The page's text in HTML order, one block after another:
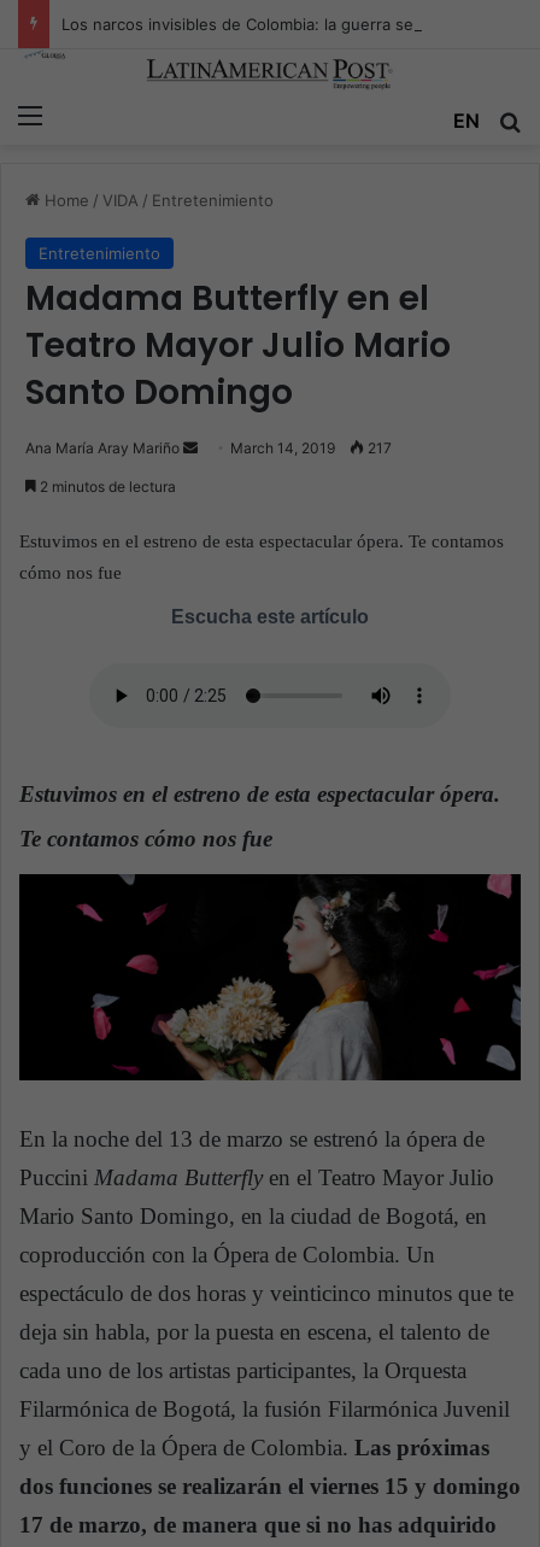
EN
Home / VIDA / Entretenimiento
Entretenimiento
Madama Butterfly en el
Teatro Mayor Julio Mario
Santo Domingo
Ana María Aray Mariño
d
e
March 14, 2019 217
2 minutos de lectura
Estuvimos en el estreno de esta espectacular ópera. Te contamos
cómo nos fue
Escucha este artículo
Estuvimos en el estreno de esta espectacular ópera.
Te contamos cómo nos fue
En la noche del 13 de marzo se estrenó la ópera de
Puccini Madama Butterflyen el Teatro Mayor Julio
Mario Santo Domingo, en la ciudad de Bogotá, en
coproducción con la Ópera de Colombia. Un
espectáculo de dos horas y veinticinco minutos que te
deja sin habla, por la puesta en escena, el talento de
cada uno de los artistas participantes, la Orquesta
Filarmónica de Bogotá, la fusión Filarmónica Juvenil
y el Coro de la Ópera de Colombia. Las próximas
dos funciones se realizarán el viernes 15 y domingo
17 de marzo, de manera que si no has adquirido